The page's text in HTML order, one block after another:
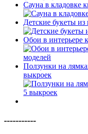
Сауна в кладовке
Детские букеты
Обои в интерьере
Ползунки на
выкроек
-----------